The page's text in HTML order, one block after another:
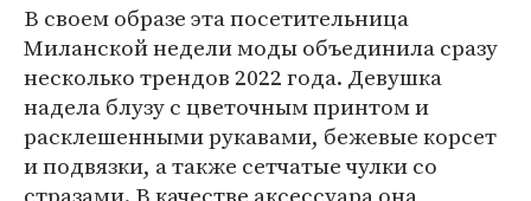
В своем образе эта посетительница
Миланской недели моды объединила сразу
несколько трендов 2022 года. Девушка
надела блузу с цветочным принтом и
расклешенными рукавами, бежевые корсет
и подвязки, а также сетчатые чулки со